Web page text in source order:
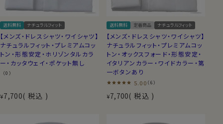
送料無料 ナチュラルフィット
【メンズ・ドレスシャツ・ワイシャツ】
ナチュラルフィット・プレミアムコッ
トン・形態安定・ホリゾンタルカラ
ー・カッタウェイ・ポケット無し
（0）
¥7,700 税込
送料無料 定番商品 ナチュラルフィット
【メンズ・ドレスシャツ・ワイシャツ】
ナチュラルフィット・プレミアムコッ
トン・オックスフォード・形態安定・
イタリアンカラー・ワイドカラー・第
一ボタンあり
5.00 （6）
¥7,700 税込